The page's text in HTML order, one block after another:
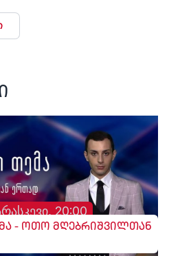
20:00
- ოთო მღებრიშვილთან